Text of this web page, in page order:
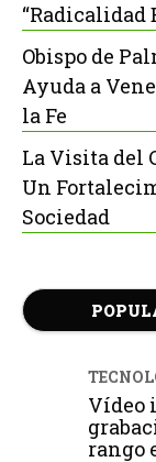
“Radicalidad
Obispo de
Ayuda a
la Fe
La Visita del
Un
Sociedad
Vídeo
rango